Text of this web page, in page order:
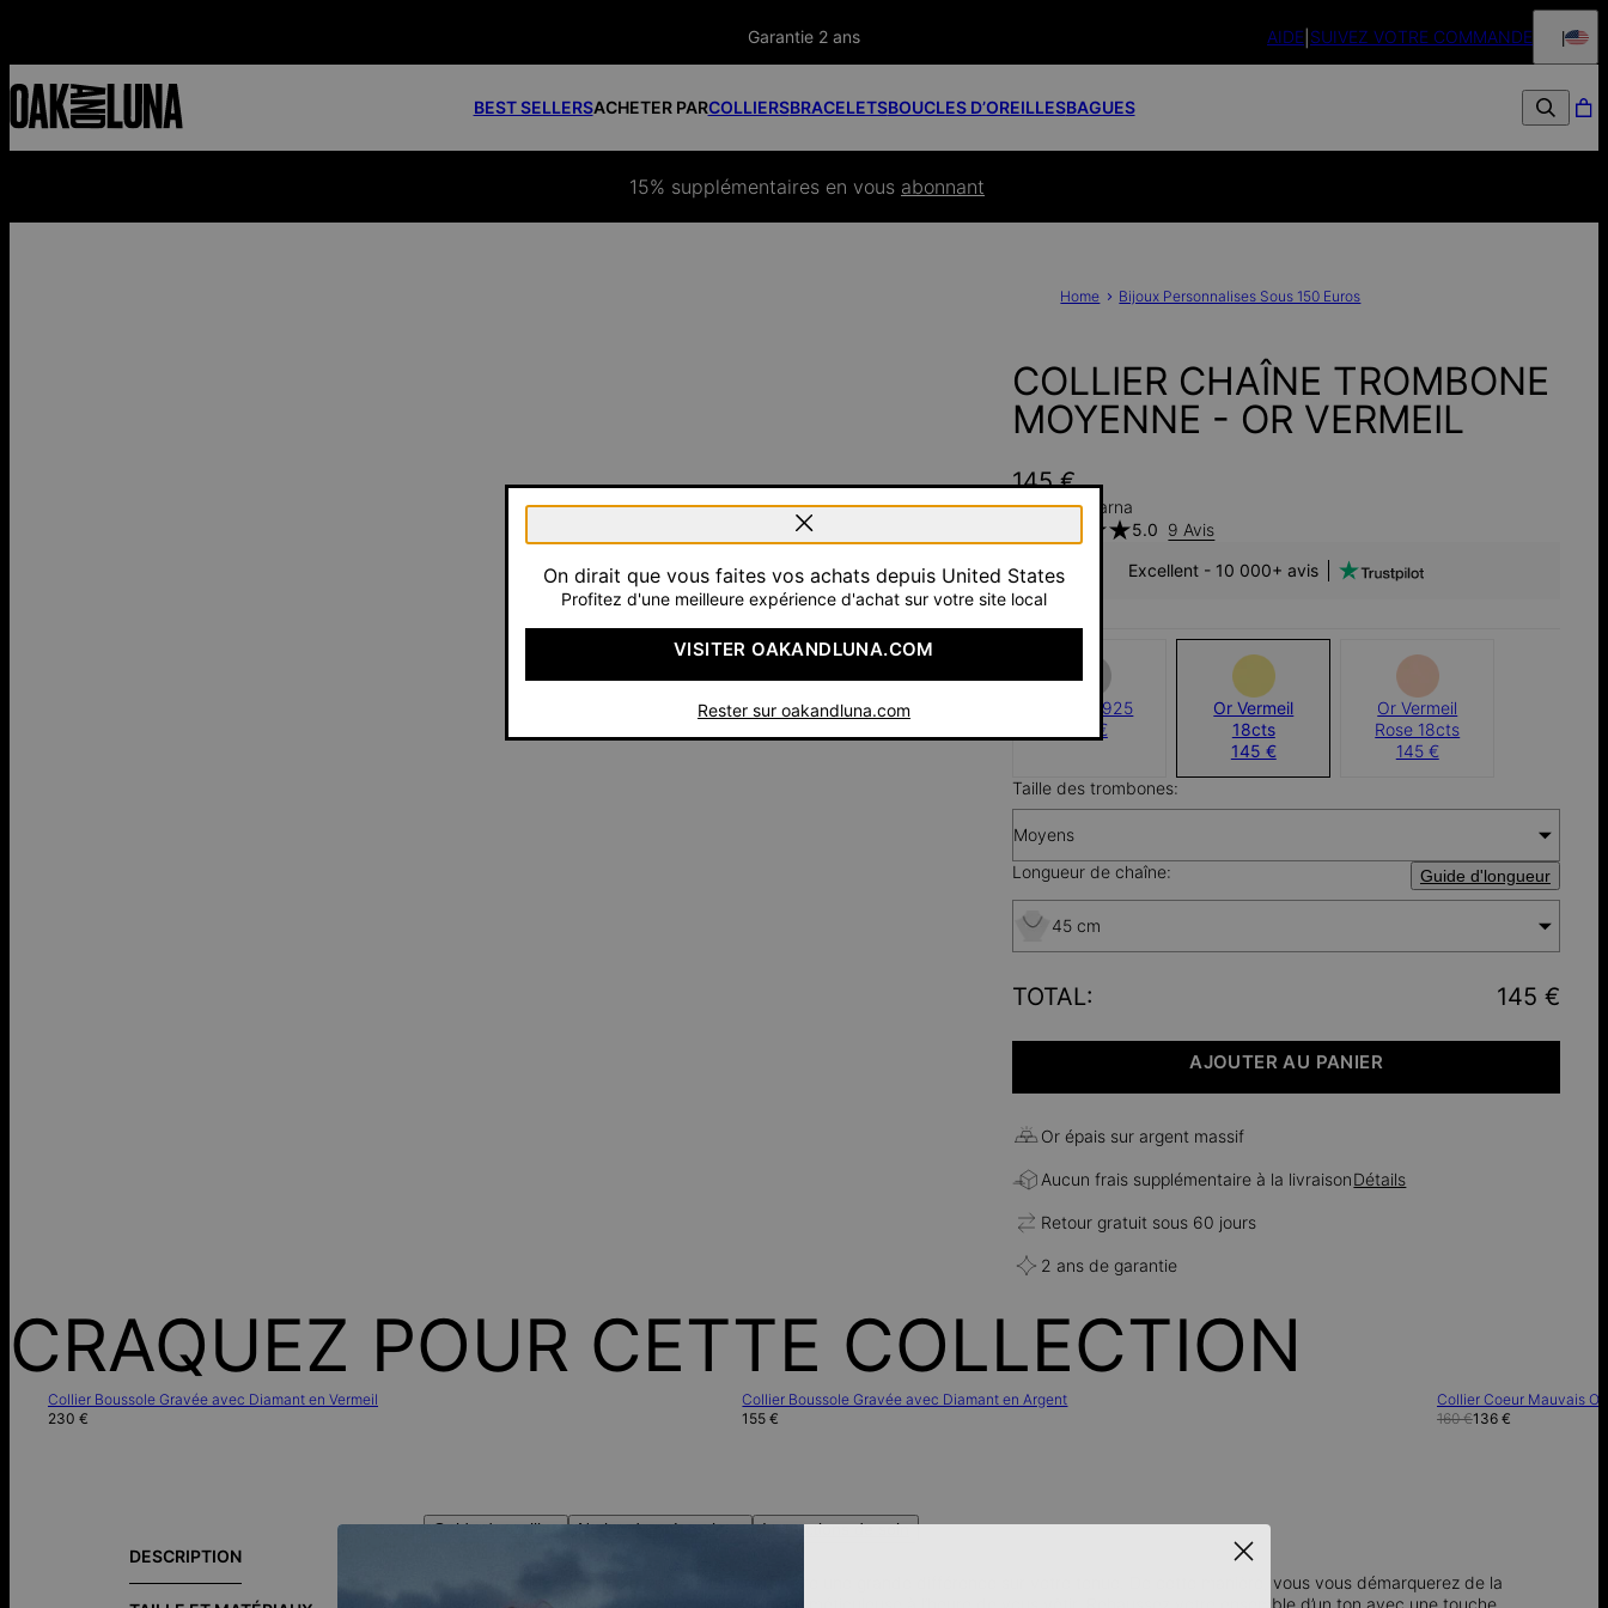
Garantie 2 ans Retours
AIDE SUIVEZ VOTRE COMMANDE
BEST SELLERSACHETER PARCOLLIERSBRACELETSBOUCLES D’OREILLESBAGUES
15% supplémentaires en vous abonnant
Home Bijoux Personnalises Sous 150 Euros
COLLIER CHAÎNE TROMBONE
MOYENNE - OR VERMEIL
145 €
Pay with Klarna
5.0 9 Avis
Excellent - 10 000+ avis
Argent 925
95 €
Or Vermeil
18cts
145 €
Or Vermeil
Rose 18cts
145 €
Taille des trombones:
Moyens
Longueur de chaîne:
Guide d'longueur
45 cm
TOTAL: 145 €
AJOUTER AU PANIER
Or épais sur argent massif
Aucun frais supplémentaire à la livraisonDétails
Retour gratuit sous 60 jours
2 ans de garantie
CRAQUEZ POUR CETTE COLLECTION
Collier Boussole Gravée avec Diamant en Vermeil
230 €
Collier Boussole Gravée avec Diamant en Argent
155 €
Collier Coeur Mauvais
160 €136 €
DESCRIPTION
Guide des tailles Notice de précautions Instructions de soin
Prêtez attention à chaque petit détail qui peut faire une grande différence sur votre tenue. De cette manière, vous vous démarquerez de la
foule. Faites tourner les têtes avec une approche méticuleuse à l’heure de vous vêtir. Rehaussez votre ensemble d’un ton avec une touche
On dirait que vous faites vos achats depuis United States
Profitez d'une meilleure expérience d'achat sur votre site local
VISITER OAKANDLUNA.COM
Rester sur oakandluna.com